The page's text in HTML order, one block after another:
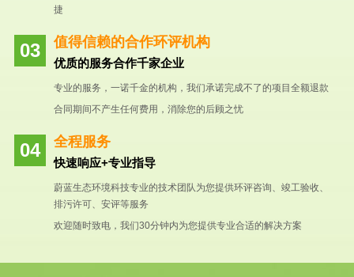
捷
值得信赖的合作环评机构
优质的服务合作千家企业
专业的服务，一诺千金的机构，我们承诺完成不了的项目全额退款
合同期间不产生任何费用，消除您的后顾之忧
全程服务
快速响应+专业指导
蔚蓝生态环境科技专业的技术团队为您提供环评咨询、竣工验收、
排污许可、安评等服务
欢迎随时致电，我们30分钟内为您提供专业合适的解决方案